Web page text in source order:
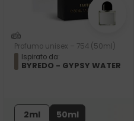
Profumo unisex – 754 (50ml)
Ispirato da:
BYREDO - GYPSY WATER
2ml 50ml